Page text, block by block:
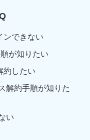
ンできない
が知りたい
約したい
解約手順が知りた
い